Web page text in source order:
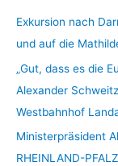
Exkursion nach
und auf die
„Gut, dass es die
Alexander
Westbahnhof
Ministerpräsident
RHEINLAND-